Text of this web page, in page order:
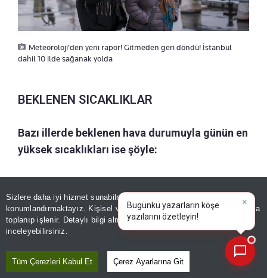
Sizlere daha iyi hizmet sunabilmek adına sitemizde
konumlandırmaktayız. Kişisel verileriniz, KVKK ve GDPR kapsamında
toplanıp işlenir. Detaylı bilgi almak içinAydınlatma Metnimizi
inceleyebilirsiniz.
Tüm Çerezleri Kabul Et Çerez Ayarlarına Git
Meteoroloji’den yeni rapor! Gitmeden geri döndü! İstanbul
dahil 10 ilde sağanak yolda
BEKLENEN SICAKLIKLAR
Bazı illerde beklenen hava durumuyla günün en
yüksek sıcaklıkları ise şöyle:
Şehir Hava Durumu
Sıcaklık
(°C)
Ankara
Parçalı ve az bulutlu
35
İstanbul
Parçalı ve az bulutlu
İzmir
Az bulutlu ve açık
Bugünkü yazarların köşe